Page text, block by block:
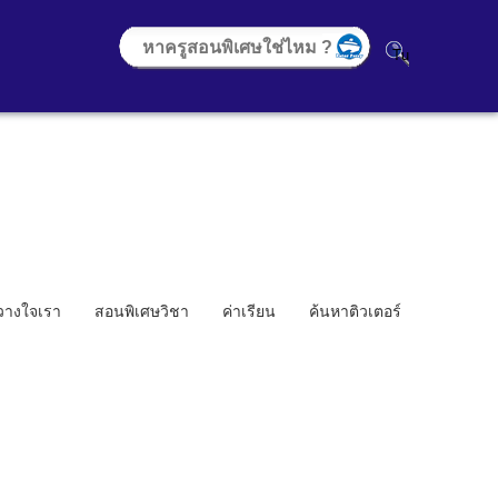
งใจเรา สอนพิเศษวิชา ค่าเรียน ค้นหาติวเตอร์